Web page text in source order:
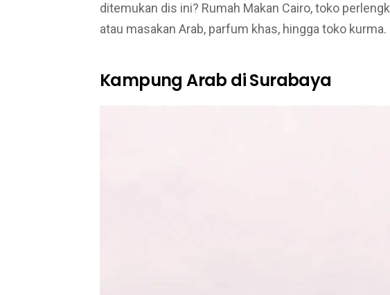
ditemukan dis ini? Rumah Makan Cairo, toko
atau masakan Arab, parfum khas, hingga toko kurma.
Kampung Arab di Surabaya